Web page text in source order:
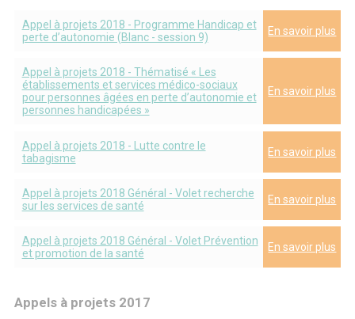
Appel à projets 2018 - Programme Handicap et
perte d’autonomie (Blanc - session 9)
En savoir plus
Appel à projets 2018 - Thématisé « Les
établissements et services médico-sociaux
pour personnes âgées en perte d’autonomie et
personnes handicapées »
En savoir plus
Appel à projets 2018 - Lutte contre le
tabagisme
En savoir plus
Appel à projets 2018 Général - Volet recherche
sur les services de santé
En savoir plus
Appel à projets 2018 Général - Volet Prévention
et promotion de la santé
En savoir plus
Appels à projets 2017